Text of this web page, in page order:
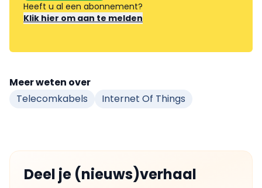
Heeft u al een abonnement?
Klik hier om aan te melden
Meer weten over
Telecomkabels
Internet Of Things
Deel je (nieuws)verhaal